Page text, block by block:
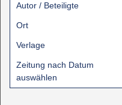
Autor / Beteiligte
Ort
Verlage
Zeitung nach Datum
auswählen